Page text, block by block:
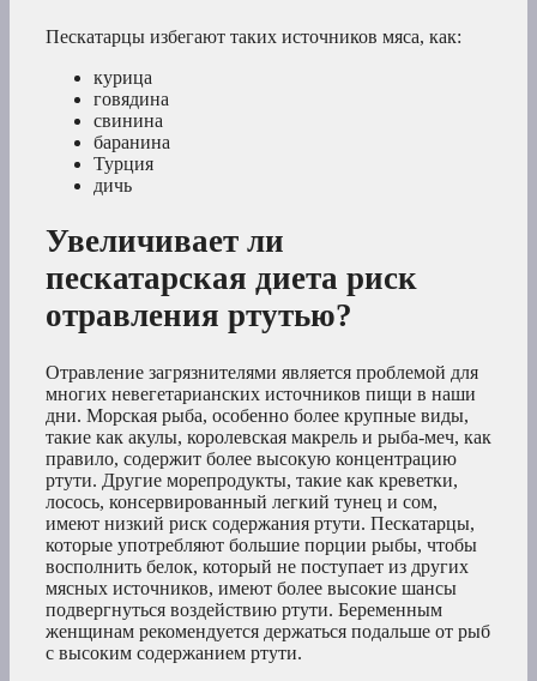
Пескатарцы избегают таких источников мяса, как:
курица
говядина
свинина
баранина
Турция
дичь
Увеличивает ли
пескатарская диета риск
отравления ртутью?
Отравление загрязнителями является проблемой для
многих невегетарианских источников пищи в наши
дни. Морская рыба, особенно более крупные виды,
такие как акулы, королевская макрель и рыба-меч, как
правило, содержит более высокую концентрацию
ртути. Другие морепродукты, такие как креветки,
лосось, консервированный легкий тунец и сом,
имеют низкий риск содержания ртути. Пескатарцы,
которые употребляют большие порции рыбы, чтобы
восполнить белок, который не поступает из других
мясных источников, имеют более высокие шансы
подвергнуться воздействию ртути. Беременным
женщинам рекомендуется держаться подальше от рыб
с высоким содержанием ртути.